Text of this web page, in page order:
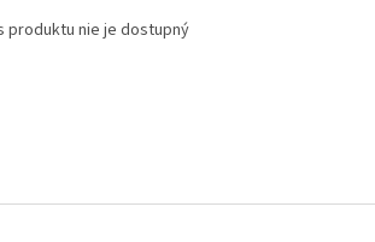
produktu nie je dostupný